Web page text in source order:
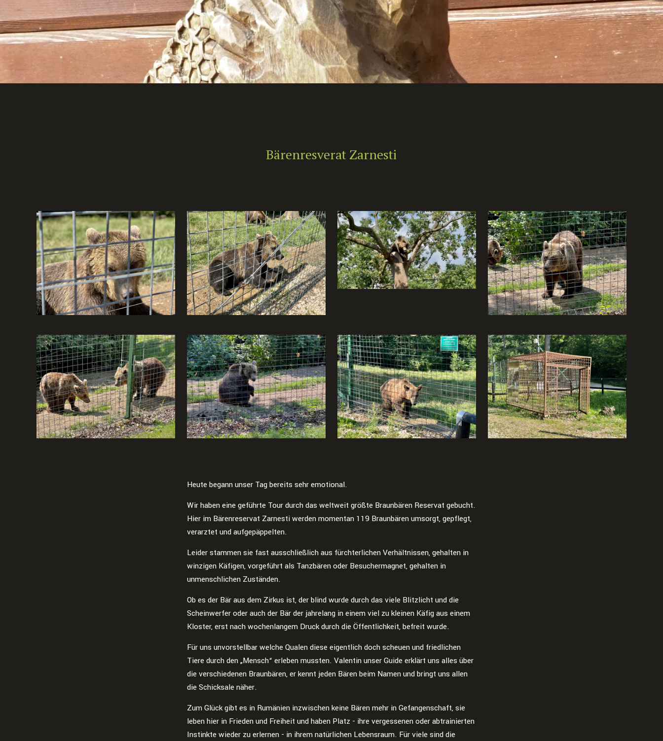
Bärenresverat Zarnesti
Heute begann unser Tag bereits sehr emotional.
Wir haben eine geführte Tour durch das weltweit größte Braunbären Reservat gebucht.
Hier im Bärenreservat Zarnesti werden momentan 119 Braunbären umsorgt, gepflegt,
verarztet und aufgepäppelten.
Leider stammen sie fast ausschließlich aus fürchterlichen Verhältnissen, gehalten in
winzigen Käfigen, vorgeführt als Tanzbären oder Besuchermagnet, gehalten in
unmenschlichen Zuständen.
Ob es der Bär aus dem Zirkus ist, der blind wurde durch das viele Blitzlicht und die
Scheinwerfer oder auch der Bär der jahrelang in einem viel zu kleinen Käfig aus einem
Kloster, erst nach wochenlangem Druck durch die Öffentlichkeit, befreit wurde.
Für uns unvorstellbar welche Qualen diese eigentlich doch scheuen und friedlichen
Tiere durch den „Mensch“ erleben mussten. Valentin unser Guide erklärt uns alles über
die verschiedenen Braunbären, er kennt jeden Bären beim Namen und bringt uns allen
die Schicksale näher.
Zum Glück gibt es in Rumänien inzwischen keine Bären mehr in Gefangenschaft, sie
leben hier in Frieden und Freiheit und haben Platz - ihre vergessenen oder abtrainierten
Instinkte wieder zu erlernen - in ihrem natürlichen Lebensraum. Für viele sind die